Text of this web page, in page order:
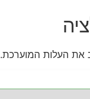
את העלות המוערכת.